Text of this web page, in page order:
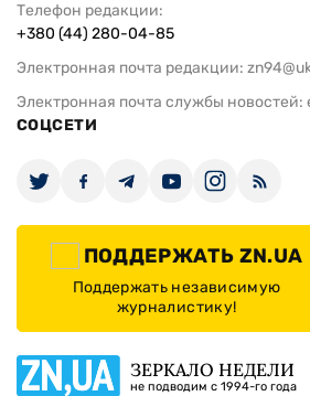
Телефон редакции:
+380 (44) 280-04-85
Электронная почта редакции:
Электронная почта службы новостей:
СОЦСЕТИ
ПОДДЕРЖАТЬ ZN.UA
Поддержать независимую
журналистику!
ЗЕРКАЛО НЕДЕЛИ
не подводим с 1994-го года